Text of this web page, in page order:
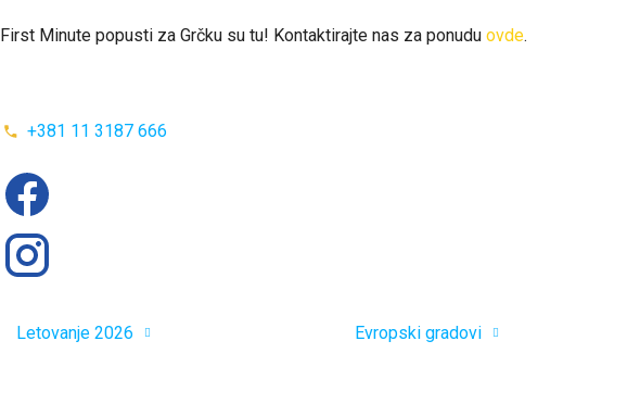
First Minute popusti za Grčku su tu! Kontaktirajte nas za ponudu ovde.
+381 11 3187 666
Letovanje 2026 Evropski gradovi